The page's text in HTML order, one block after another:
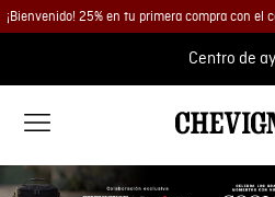
¡Bienvenido! 25% en tu primera compra con el
Centro de